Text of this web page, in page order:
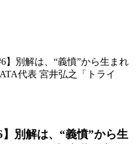
】別解は、“義憤”から生まれ
代表 宮井弘之「トライ
】別解は、“義憤”から生